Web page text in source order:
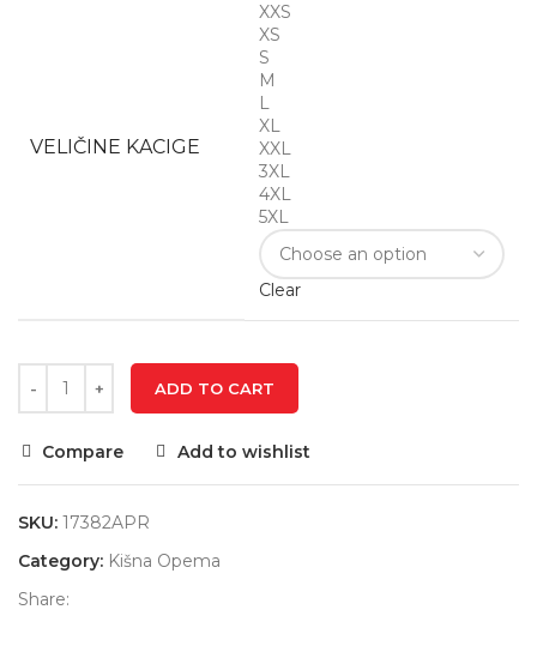
VELIČINE KACIGE
XXS
XS
S
M
L
XL
XXL
3XL
4XL
5XL
Clear
ADD TO CART
Compare Add to wishlist
SKU: 17382APR
Category: Kišna Opema
Share: